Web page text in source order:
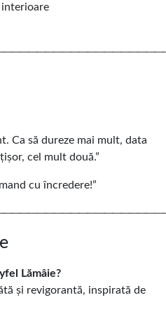
Ca să dureze mai mult, data
cel mult două.”
cu încredere!”
Lămâie?
și revigorantă, inspirată de